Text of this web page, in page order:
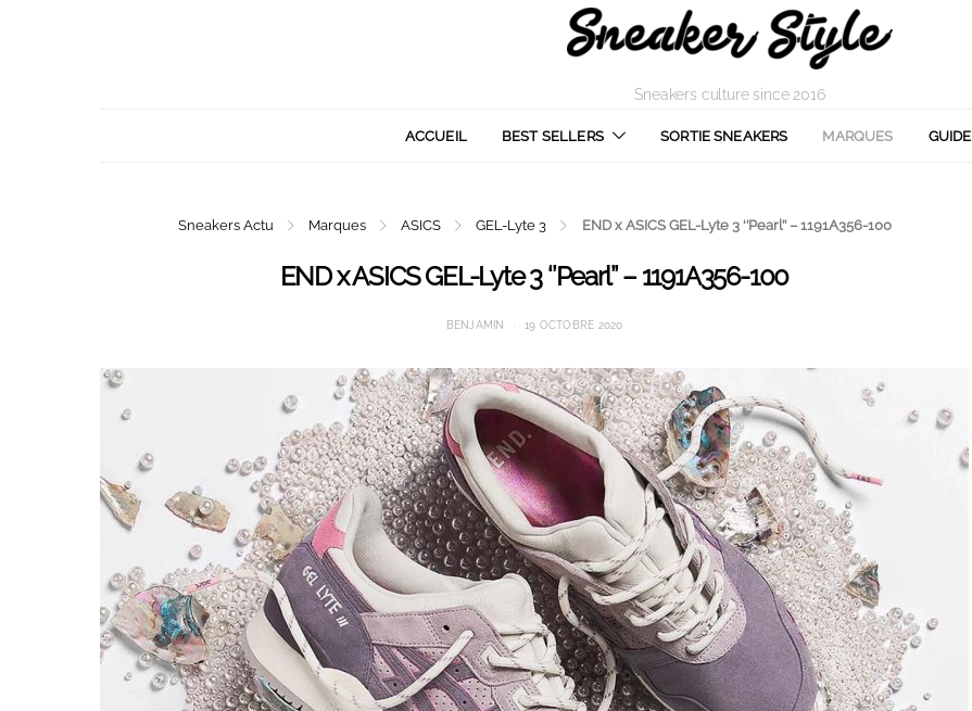
Sneakers culture since 2016
ACCUEIL BEST SELLERS SORTIE SNEAKERS MARQUES GUIDE
Sneakers Actu Marques ASICS GEL-Lyte 3 END x ASICS GEL-Lyte 3 ‘’Pearl’’ – 1191A356-100
END x ASICS GEL-Lyte 3 ‘’Pearl’’ – 1191A356-100
BENJAMIN 19 OCTOBRE 2020